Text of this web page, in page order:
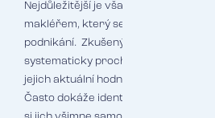
Nejdůležitější je však spolupráce s
makléřem, který se specializuje na
podnikání. Zkušený makléř při
systematicky prochází všechna
jejich aktuální hodnoty podle
Často dokáže identifikovat